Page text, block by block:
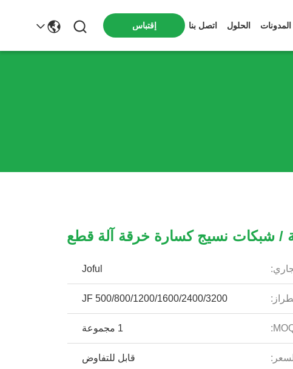
المدونات الحلول اتصل بنا إقتباس
/ شبكات نسيج كسارة خرقة آلة قطع
Joful
JF 500/800/1200/1600/2400/3200
1 مجموعة
قابل للتفاوض